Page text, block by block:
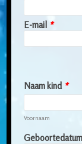
E-mail *
Naam kind *
Voornaam